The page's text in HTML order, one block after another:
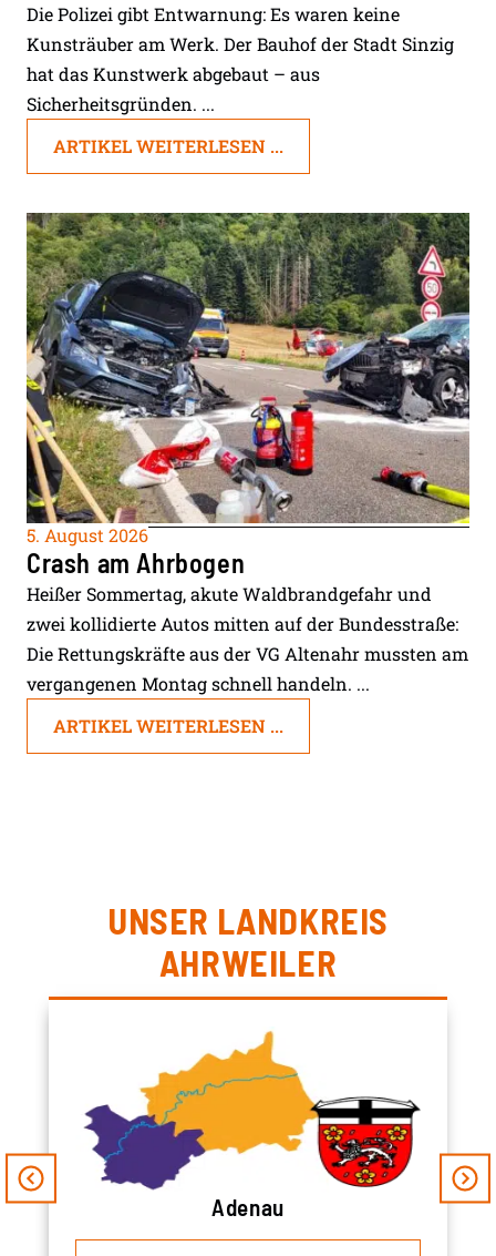
Die Polizei gibt Entwarnung: Es waren keine
Kunsträuber am Werk. Der Bauhof der Stadt Sinzig
hat das Kunstwerk abgebaut – aus
Sicherheitsgründen. ...
ARTIKEL WEITERLESEN ...
5. August 2026
Crash am Ahrbogen
Heißer Sommertag, akute Waldbrandgefahr und
zwei kollidierte Autos mitten auf der Bundesstraße:
Die Rettungskräfte aus der VG Altenahr mussten am
vergangenen Montag schnell handeln. ...
ARTIKEL WEITERLESEN ...
UNSER LANDKREIS
AHRWEILER
Adenau